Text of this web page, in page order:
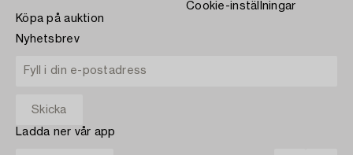
Köpa på auktion
Cookie-inställningar
Nyhetsbrev
Ladda ner vår app